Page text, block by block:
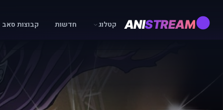
ANISTREAM קטלוג חדשות קבוצות סאב